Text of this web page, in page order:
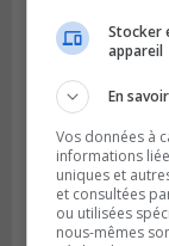
Publié le 6 août
La
Stocker
appareil
En
Vos données à
informations
uniques et
et consultées
ou utilisées
nous-mêmes